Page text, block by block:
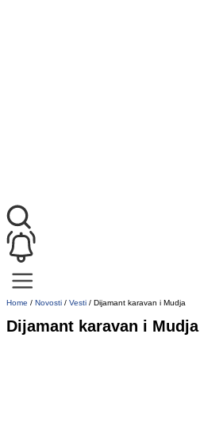
Home / Novosti / Vesti / Dijamant karavan i Mudja
Dijamant karavan i Mudja